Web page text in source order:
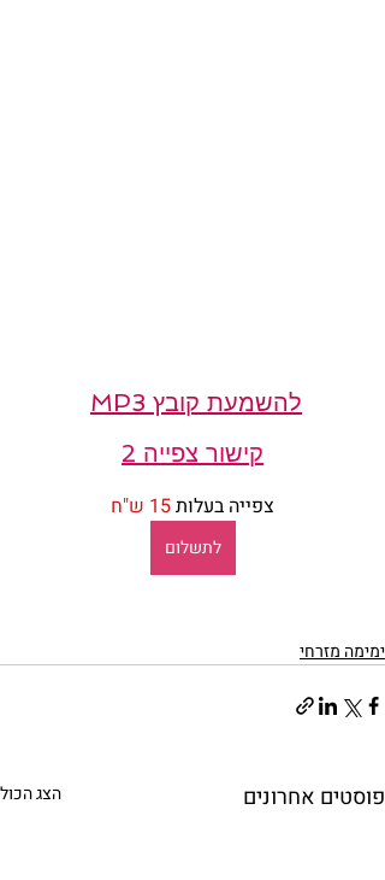
להשמעת קובץ MP3
קישור צפייה 2
צפייה בעלות 15 ש"ח
לתשלום
ימימה מזרחי
פוסטים אחרונים הצג הכול